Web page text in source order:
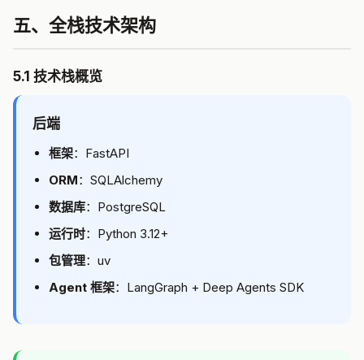
五、全栈技术架构
5.1 技术栈概览
后端
框架：FastAPI
ORM：SQLAlchemy
数据库：PostgreSQL
运行时：Python 3.12+
包管理：uv
Agent 框架：LangGraph + Deep Agents SDK